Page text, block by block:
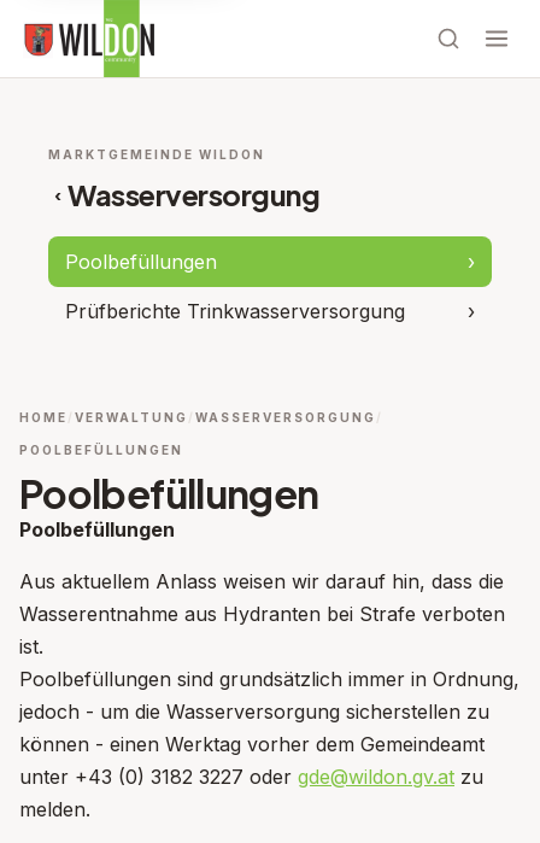
MARKTGEMEINDE WILDON
‹ Wasserversorgung
Poolbefüllungen ›
Prüfberichte Trinkwasserversorgung ›
HOME VERWALTUNG WASSERVERSORGUNG
POOLBEFÜLLUNGEN
Poolbefüllungen
Poolbefüllungen
Aus aktuellem Anlass weisen wir darauf hin, dass die
Wasserentnahme aus Hydranten bei Strafe verboten
ist.
Poolbefüllungen sind grundsätzlich immer in Ordnung,
jedoch - um die Wasserversorgung sicherstellen zu
können - einen Werktag vorher dem Gemeindeamt
unter +43 (0) 3182 3227 oder gde@wildon.gv.at zu
melden.